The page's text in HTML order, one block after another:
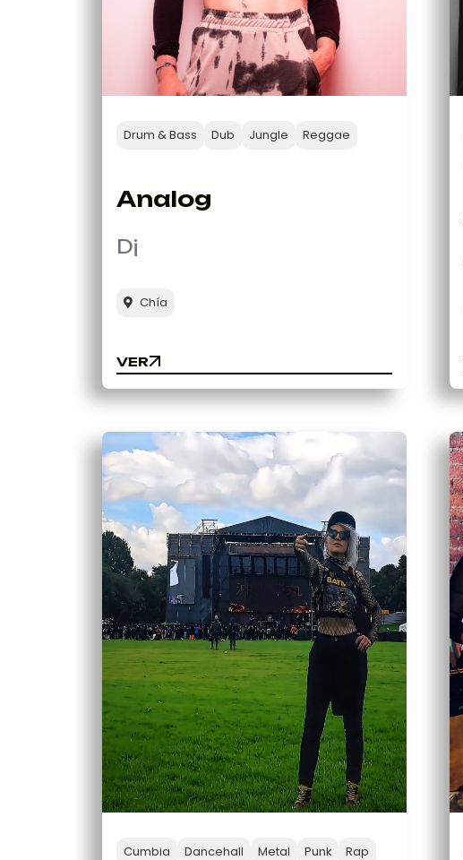
Drum & Bass Dub Jungle Reggae
Analog
Dj
Chía
VER
VER
Cumbia Dancehall Metal Punk
Rap